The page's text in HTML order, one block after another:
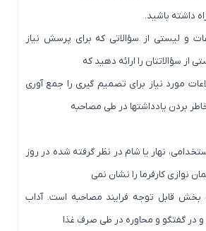
باشید.
لیستی از سؤالاتی که برای پرسش نیاز
را ارائه دهید که
نیاز برای تصمیم گیری را جمع آوری
یادداشتها در طی مصاحبه
نهار یا شام در نظر گرفته شده در روز
کارفرما را نشان نمی
توجه فرایند مصاحبه است. آداب
گفتگو و محاوره در طی صرف غذا